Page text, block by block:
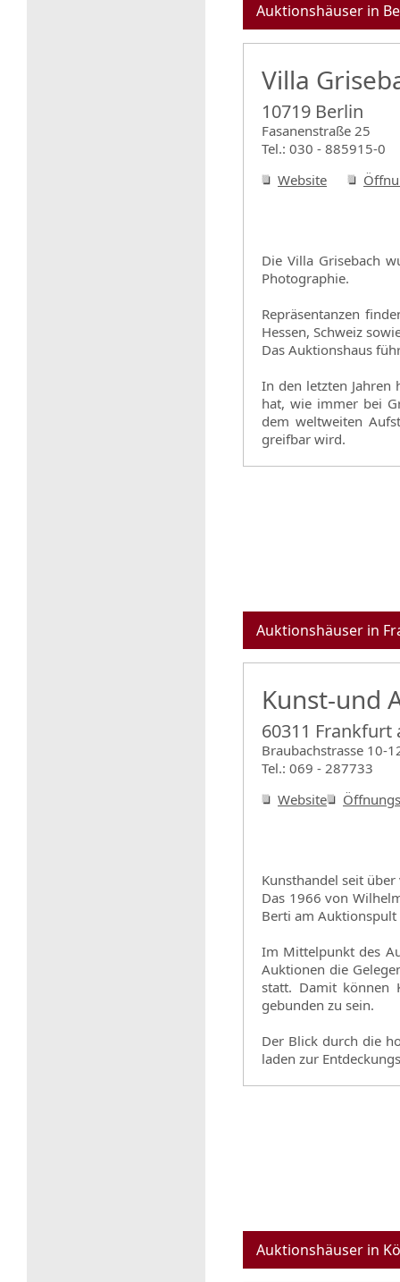
Auktionshäuser in
Villa
10719 Berlin
Fasanenstraße 25
Tel.: 030 - 885915-0
Website
Die Villa Grisebach
Photographie.
Repräsentanzen
Hessen, Schweiz
Das Auktionshaus
In den letzten Jahren
hat, wie immer bei
dem weltweiten
greifbar wird.
Auktionshäuser in
Kunst-und
60311 Frankfurt
Braubachstrasse 10-
Tel.: 069 - 287733
Website
Kunsthandel seit über
Das 1966 von
Berti am Auktionspult
Im Mittelpunkt des
Auktionen die
statt. Damit können
gebunden zu sein.
Der Blick durch die
laden zur
Auktionshäuser in